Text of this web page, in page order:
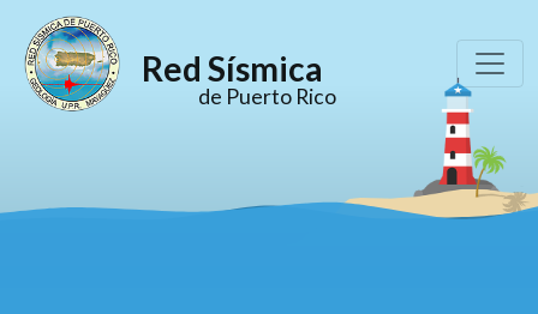
Red Sísmica
de Puerto Rico